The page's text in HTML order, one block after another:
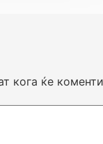
кога ќе